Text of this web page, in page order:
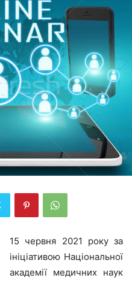
15 червня 2021 року за
ініціативою Національної
академії медичних наук